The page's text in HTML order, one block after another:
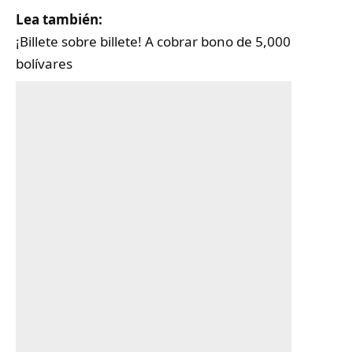
Lea también:
¡Billete sobre billete! A cobrar bono de 5,000
bolívares